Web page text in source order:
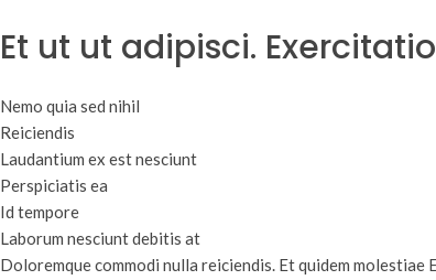
Et ut ut adipisci.
Nemo quia sed nihil
Reiciendis
Laudantium ex est nesciunt
Perspiciatis ea
Id tempore
Laborum nesciunt debitis at
Doloremque commodi nulla reiciendis. Et quidem